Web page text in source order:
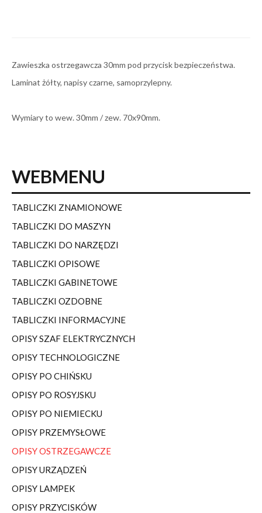
Zawieszka ostrzegawcza 30mm pod przycisk bezpieczeństwa.
Laminat żółty, napisy czarne, samoprzylepny.
Wymiary to wew. 30mm / zew. 70x90mm.
WEBMENU
TABLICZKI ZNAMIONOWE
TABLICZKI DO MASZYN
TABLICZKI DO NARZĘDZI
TABLICZKI OPISOWE
TABLICZKI GABINETOWE
TABLICZKI OZDOBNE
TABLICZKI INFORMACYJNE
OPISY SZAF ELEKTRYCZNYCH
OPISY TECHNOLOGICZNE
OPISY PO CHIŃSKU
OPISY PO ROSYJSKU
OPISY PO NIEMIECKU
OPISY PRZEMYSŁOWE
OPISY OSTRZEGAWCZE
OPISY URZĄDZEŃ
OPISY LAMPEK
OPISY PRZYCISKÓW